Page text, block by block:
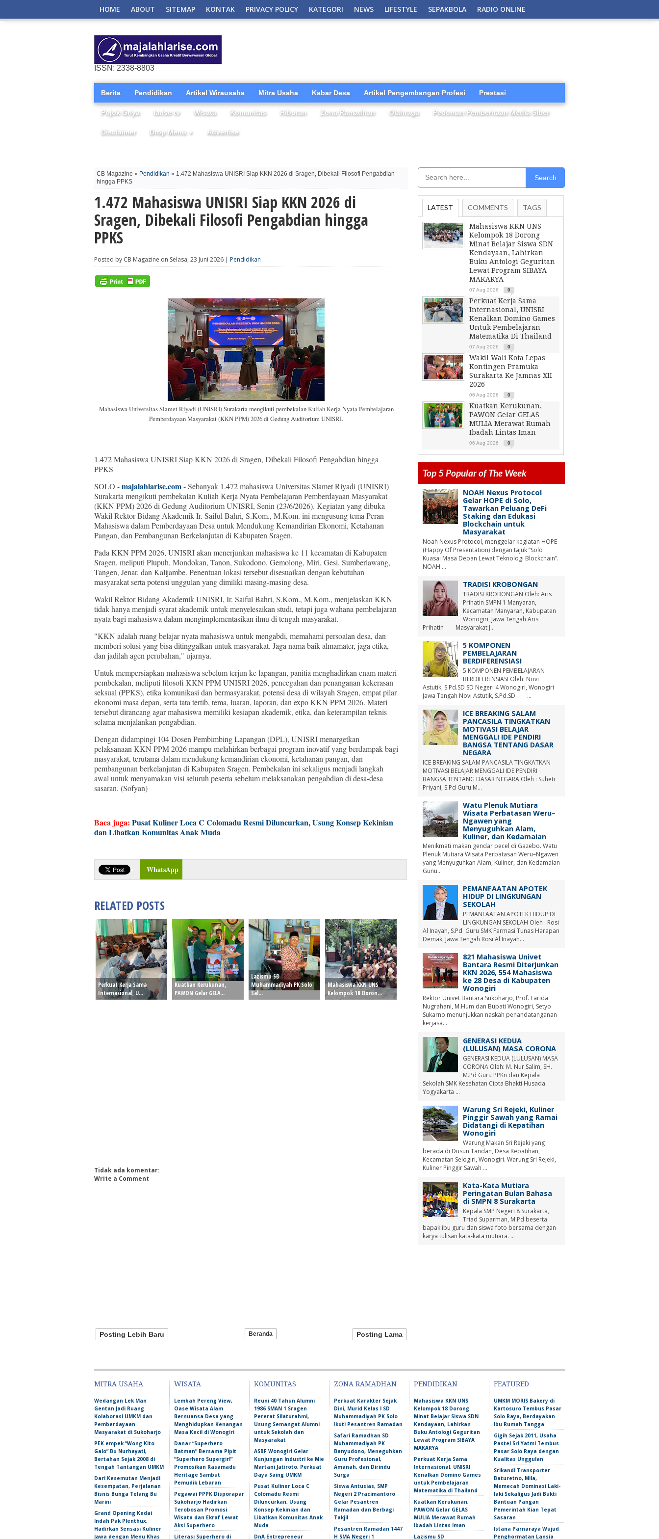
HOME ABOUT SITEMAP KONTAK PRIVACY POLICY KATEGORI NEWS LIFESTYLE SEPAKBOLA RADIO ONLINE
ISSN: 2338-8803
Berita Pendidikan Artikel Wirausaha Mitra Usaha Kabar Desa Artikel Pengembangan Profesi Prestasi
Pojok Griya larise tv Wisata Komunitas Hiburan Zona Ramadhan Olahraga Pedoman Pemberitaan Media Siber
Disclaimer Drop Menu ▼ Advertise
CB Magazine » Pendidikan » 1.472 Mahasiswa UNISRI Siap KKN 2026 di Sragen, Dibekali Filosofi Pengabdian
hingga PPKS
1.472 Mahasiswa UNISRI Siap KKN 2026 di
Sragen, Dibekali Filosofi Pengabdian hingga
PPKS
Posted by CB Magazine on Selasa, 23 Juni 2026 | Pendidikan
Mahasiswa Universitas Slamet Riyadi (UNISRI) Surakarta mengikuti pembekalan Kuliah Kerja Nyata Pembelajaran
Pemberdayaan Masyarakat (KKN PPM) 2026 di Gedung Auditorium UNISRI.
1.472 Mahasiswa UNISRI Siap KKN 2026 di Sragen, Dibekali Filosofi Pengabdian hingga
PPKS
SOLO -majalahlarise.com- Sebanyak 1.472 mahasiswa Universitas Slamet Riyadi (UNISRI)
Surakarta mengikuti pembekalan Kuliah Kerja Nyata Pembelajaran Pemberdayaan Masyarakat
(KKN PPM) 2026 di Gedung Auditorium UNISRI, Senin (23/6/2026). Kegiatan yang dibuka
Wakil Rektor Bidang Akademik Ir. Saiful Bahri, S.Kom., M.Kom. ini mengusung tema Peran
Mahasiswa dalam Pemberdayaan Desa untuk Mendukung Kemandirian Ekonomi, Ketahanan
Pangan, dan Pembangunan Berkelanjutan di Kabupaten Sragen.
Pada KKN PPM 2026, UNISRI akan menerjunkan mahasiswa ke 11 kecamatan di Kabupaten
Sragen, meliputi Plupuh, Mondokan, Tanon, Sukodono, Gemolong, Miri, Gesi, Sumberlawang,
Tangen, Jenar, dan Kalijambe. Penentuan lokasi tersebut disesuaikan dengan kebutuhan
masyarakat serta potensi unggulan yang dimiliki masing-masing desa.
Wakil Rektor Bidang Akademik UNISRI, Ir. Saiful Bahri, S.Kom., M.Kom., menjelaskan KKN
tidak hanya menjadi syarat akademik untuk menyelesaikan studi, tetapi juga wahana pembelajaran
nyata bagi mahasiswa dalam mengimplementasikan ilmu di tengah masyarakat.
"KKN adalah ruang belajar nyata mahasiswa untuk mengabdi, memahami persoalan desa, dan
memberi solusi yang bisa ditinggalkan untuk masyarakat. Jaga nama baik almamater, jaga etika,
dan jadilah agen perubahan," ujarnya.
Untuk mempersiapkan mahasiswa sebelum terjun ke lapangan, panitia menghadirkan enam materi
pembekalan, meliputi filosofi KKN PPM UNISRI 2026, pencegahan dan penanganan kekerasan
seksual (PPKS), etika komunikasi dan bermasyarakat, potensi desa di wilayah Sragen, empat pilar
ekonomi masa depan, serta tata tertib, tema, luaran, laporan, dan expo KKN PPM 2026. Materi
tersebut dirancang agar mahasiswa memiliki kesiapan akademik, etika, dan keterampilan teknis
selama menjalankan pengabdian.
Dengan didampingi 104 Dosen Pembimbing Lapangan (DPL), UNISRI menargetkan
pelaksanaan KKN PPM 2026 mampu melahirkan berbagai program inovatif yang berdampak bagi
masyarakat, terutama dalam mendukung kemandirian ekonomi, ketahanan pangan, dan
pembangunan berkelanjutan di Kabupaten Sragen. Pembekalan ini sekaligus menjadi langkah
awal untuk menyamakan visi seluruh peserta sebelum melaksanakan pengabdian di desa-desa
sasaran. (Sofyan)
Baca juga: Pusat Kuliner Loca C Colomadu Resmi Diluncurkan, Usung Konsep Kekinian
dan Libatkan Komunitas Anak Muda
WhatsApp
RELATED POSTS
Perkuat Kerja Sama
Internasional, U...
Kuatkan Kerukunan,
PAWON Gelar GELA...
Lazismu SD
Muhammadiyah PK Solo
Sal...
Mahasiswa KKN UNS
Kelompok 18 Doron...
Tidak ada komentar:
Write a Comment
Posting Lebih Baru Posting Lama
Beranda
Search
LATEST COMMENTS TAGS
Mahasiswa KKN UNS
Kelompok 18 Dorong
Minat Belajar Siswa SDN
Kendayaan, Lahirkan
Buku Antologi Geguritan
Lewat Program SIBAYA
MAKARYA
07 Aug 2026 0
Perkuat Kerja Sama
Internasional, UNISRI
Kenalkan Domino Games
Untuk Pembelajaran
Matematika Di Thailand
07 Aug 2026 0
Wakil Wali Kota Lepas
Kontingen Pramuka
Surakarta Ke Jamnas XII
2026
06 Aug 2026 0
Kuatkan Kerukunan,
PAWON Gelar GELAS
MULIA Merawat Rumah
Ibadah Lintas Iman
06 Aug 2026 0
Top 5 Popular of The Week
NOAH Nexus Protocol
Gelar HOPE di Solo,
Tawarkan Peluang DeFi
Staking dan Edukasi
Blockchain untuk
Masyarakat
Noah Nexus Protocol, menggelar kegiatan HOPE
(Happy Of Presentation) dengan tajuk “Solo
Kuasai Masa Depan Lewat Teknologi Blockchain”.
NOAH ...
TRADISI KROBONGAN
TRADISI KROBONGAN Oleh: Aris
Prihatin SMPN 1 Manyaran,
Kecamatan Manyaran, Kabupaten
Wonogiri, Jawa Tengah Aris
Prihatin Masyarakat J...
5 KOMPONEN
PEMBELAJARAN
BERDIFERENSIASI
5 KOMPONEN PEMBELAJARAN
BERDIFERENSIASI Oleh: Novi
Astutik, S.Pd.SD SD Negeri 4 Wonogiri, Wonogiri
Jawa Tengah Novi Astutik, S.Pd.SD ...
ICE BREAKING SALAM
PANCASILA TINGKATKAN
MOTIVASI BELAJAR
MENGGALI IDE PENDIRI
BANGSA TENTANG DASAR
NEGARA
ICE BREAKING SALAM PANCASILA TINGKATKAN
MOTIVASI BELAJAR MENGGALI IDE PENDIRI
BANGSA TENTANG DASAR NEGARA Oleh : Suheti
Priyani, S.Pd Guru M...
Watu Plenuk Mutiara
Wisata Perbatasan Weru–
Ngawen yang
Menyuguhkan Alam,
Kuliner, dan Kedamaian
Menikmati makan gendar pecel di Gazebo. Watu
Plenuk Mutiara Wisata Perbatasan Weru–Ngawen
yang Menyuguhkan Alam, Kuliner, dan Kedamaian
Gunu...
PEMANFAATAN APOTEK
HIDUP DI LINGKUNGAN
SEKOLAH
PEMANFAATAN APOTEK HIDUP DI
LINGKUNGAN SEKOLAH Oleh : Rosi
Al Inayah, S.Pd Guru SMK Farmasi Tunas Harapan
Demak, Jawa Tengah Rosi Al Inayah...
821 Mahasiswa Univet
Bantara Resmi Diterjunkan
KKN 2026, 554 Mahasiswa
ke 28 Desa di Kabupaten
Wonogiri
Rektor Univet Bantara Sukoharjo, Prof. Farida
Nugrahani, M.Hum dan Bupati Wonogiri, Setyo
Sukarno menunjukkan naskah penandatanganan
kerjasa...
GENERASI KEDUA
(LULUSAN) MASA CORONA
GENERASI KEDUA (LULUSAN) MASA
CORONA Oleh: M. Nur Salim, SH.
M.Pd Guru PPKn dan Kepala
Sekolah SMK Kesehatan Cipta Bhakti Husada
Yogyakarta ...
Warung Sri Rejeki, Kuliner
Pinggir Sawah yang Ramai
Didatangi di Kepatihan
Wonogiri
Warung Makan Sri Rejeki yang
berada di Dusun Tandan, Desa Kepatihan,
Kecamatan Selogiri, Wonogiri. Warung Sri Rejeki,
Kuliner Pinggir Sawah ...
Kata-Kata Mutiara
Peringatan Bulan Bahasa
di SMPN 8 Surakarta
Kepala SMP Negeri 8 Surakarta,
Triad Suparman, M.Pd beserta
bapak ibu guru dan siswa foto bersama dengan
karya tulisan kata-kata mutiara. ...
MITRA USAHA
Wedangan Lek Man
Gentan Jadi Ruang
Kolaborasi UMKM dan
Pemberdayaan
Masyarakat di Sukoharjo
PEK empek “Wong Kito
Galo” Bu Nurhayati,
Bertahan Sejak 2008 di
Tengah Tantangan UMKM
Dari Kesemutan Menjadi
Kesempatan, Perjalanan
Bisnis Bunga Telang Bu
Marini
Grand Opening Kedai
Indah Pak Plenthux,
Hadirkan Sensasi Kuliner
Jawa dengan Menu Khas
WISATA
Lembah Pereng View,
Oase Wisata Alam
Bernuansa Desa yang
Menghidupkan Kenangan
Masa Kecil di Wonogiri
Danar “Superhero
Batman” Bersama Pipit
“Superhero Supergirl”
Promosikan Rasamadu
Heritage Sambut
Pemudik Lebaran
Pegawai PPPK Disporapar
Sukoharjo Hadirkan
Terobosan Promosi
Wisata dan Ekraf Lewat
Aksi Superhero
Literasi Superhero di
KOMUNITAS
Reuni 40 Tahun Alumni
1986 SMAN 1 Sragen
Pererat Silaturahmi,
Usung Semangat Alumni
untuk Sekolah dan
Masyarakat
ASBF Wonogiri Gelar
Kunjungan Industri ke Mie
Martani Jatiroto, Perkuat
Daya Saing UMKM
Pusat Kuliner Loca C
Colomadu Resmi
Diluncurkan, Usung
Konsep Kekinian dan
Libatkan Komunitas Anak
Muda
DnA Entrepreneur
ZONA RAMADHAN
Perkuat Karakter Sejak
Dini, Murid Kelas I SD
Muhammadiyah PK Solo
Ikuti Pesantren Ramadan
Safari Ramadhan SD
Muhammadiyah PK
Banyudono, Meneguhkan
Guru Profesional,
Amanah, dan Dirindu
Surga
Siswa Antusias, SMP
Negeri 2 Pracimantoro
Gelar Pesantren
Ramadan dan Berbagi
Takjil
Pesantren Ramadan 1447
H SMA Negeri 1
PENDIDIKAN
Mahasiswa KKN UNS
Kelompok 18 Dorong
Minat Belajar Siswa SDN
Kendayaan, Lahirkan
Buku Antologi Geguritan
Lewat Program SIBAYA
MAKARYA
Perkuat Kerja Sama
Internasional, UNISRI
Kenalkan Domino Games
untuk Pembelajaran
Matematika di Thailand
Kuatkan Kerukunan,
PAWON Gelar GELAS
MULIA Merawat Rumah
Ibadah Lintas Iman
Lazismu SD
FEATURED
UMKM MORIS Bakery di
Kartosuro Tembus Pasar
Solo Raya, Berdayakan
Ibu Rumah Tangga
Gigih Sejak 2011, Usaha
Pastel Sri Yatmi Tembus
Pasar Solo Raya dengan
Kualitas Unggulan
Srikandi Transporter
Baturetno, Mila,
Memecah Dominasi Laki-
laki Sekaligus Jadi Bukti
Bantuan Pangan
Pemerintah Kian Tepat
Sasaran
Istana Parnaraya Wujud
Penghormatan Lansia